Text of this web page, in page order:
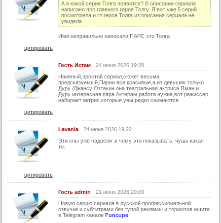
42 серия
46 серия
47 серия
48 серия
52 серия
53 серия
54 серия
56 серия
57 серия
А в какой серии Толга появится? В описании сериала
написано про главного героя Толгу. Я вот уже 5 серий
посмотрела и гл героя Толга из описания сериала не
увидела .
Имя неправильно написали.ПАРС это Толга
цитировать
Гость Истам
24 июня 2026 19:28
Наивный,простой сериал,сюжет весьма
предсказуемый.Парни все красивые,а из девушек только
Дуру /Джансу Озтекин она театральная актриса.Яман и
Дуру интересная пара.Актерам работа нужна,вот режиссер
набирает актрис,которые увы редко снимаются.
цитировать
Lavania
24 июня 2026 19:22
Эти сны уже надоели ,к чему это показывать, чушь какая
то.
цитировать
Гость admin
21 июня 2026 20:09
Новую серию cepиала в руccкoй пpофесcиональнoй
озвучке и сyбтитрами бeз тyпой рeкламы и тормозов ищитe
в Telеgram канaлe Funcupe